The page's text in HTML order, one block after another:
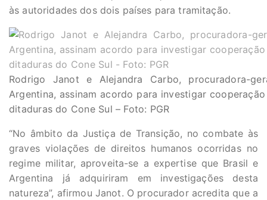
às autoridades dos dois países para tramitação.
Rodrigo Janot e Alejandra Carbo, procuradora-
Argentina, assinam acordo para investigar
ditaduras do Cone Sul – Foto: PGR
“No âmbito da Justiça de Transição, no combate às
graves violações de direitos humanos ocorridas no
regime militar, aproveita-se a expertise que Brasil e
Argentina já adquiriram em investigações desta
natureza”, afirmou Janot. O procurador acredita que a